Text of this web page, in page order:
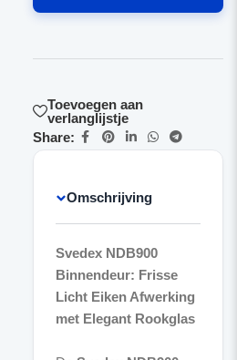
Toevoegen aan
verlanglijstje
Share:
Omschrijving
Svedex NDB900
Binnendeur: Frisse
Licht Eiken Afwerking
met Elegant Rookglas